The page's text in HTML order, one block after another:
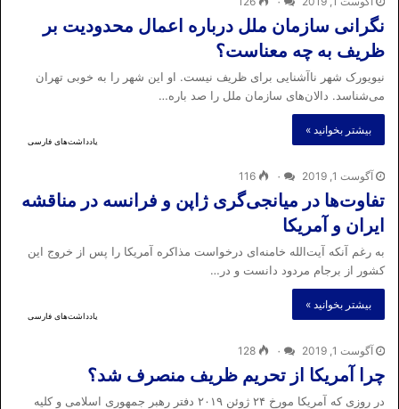
نگرانی سازمان ملل درباره اعمال محدودیت بر
ظریف به چه معناست؟
نیویورک شهر ناآشنایی برای ظریف نیست. او این شهر را به خوبی تهران
می‌شناسد. دالان‌های سازمان ملل را صد باره…
بیشتر بخوانید »
یادداشت‌های فارسی
آگوست 1, 2019 ۰ 116
تفاوت‌ها در میانجی‌گری ژاپن و فرانسه در مناقشه
ایران و آمریکا
به رغم آنکه آیت‌الله خامنه‌ای درخواست مذاکره آمریکا را پس از خروج این
کشور از برجام مردود دانست و در…
بیشتر بخوانید »
یادداشت‌های فارسی
آگوست 1, 2019 ۰ 128
چرا آمریکا از تحریم ظریف منصرف شد؟
در روزی که آمریکا مورخ ۲۴ ژوئن ۲۰۱۹ دفتر رهبر جمهوری اسلامی و کلیه